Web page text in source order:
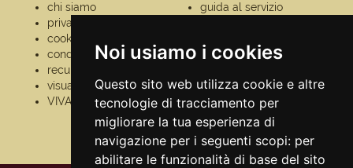
Noi usiamo i cookies
Questo sito web utilizza cookie e altre
tecnologie di tracciamento per
migliorare la tua esperienza di
navigazione per i seguenti scopi: per
abilitare le funzionalità di base del sito
chi siamo
privacy
cookie
condizioni generali
recupero prenotazioni
visualizza ricevuta
VIVAforVoucher
guida al servizio
pagamento
odr
fatturazione
elettronica
scelta spettacoli in
abbonamento